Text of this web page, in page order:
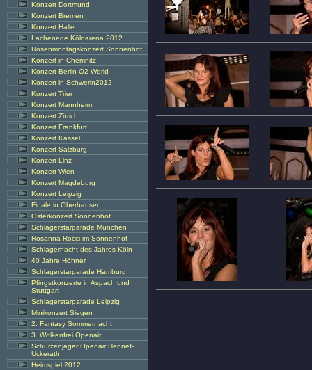
Konzert Dortmund
Konzert Bremen
Konzert Halle
Lachenede Kölnarena 2012
Rosenmontagskonzert Sonnenhof
Konzert in Chemnitz
Konzert Berlin O2 World
Konzert in Schwerin2012
Konzert Trier
Konzert Mannheim
Konzert Zürich
Konzert Frankfurt
Konzert Kassel
Konzert Salzburg
Konzert Linz
Konzert Wien
Konzert Magdeburg
Konzert Leipzig
Finale in Oberhausen
Osterkonzert Sonnenhof
Schlagerstarparade München
Rosanna Rocci im Sonnenhof
Schlagernacht des Jahres Köln
40 Jahre Höhner
Schlagerstarparade Hamburg
Pfingstkonzerte in Aspach und
Stuttgart
Schlagerstarparade Leipzig
Minikonzert Siegen
2. Fantasy Sommernacht
3. Wolkenfrei Openair
Schürzenjäger Openair Hennef-
Uckerath
Heimspiel 2012